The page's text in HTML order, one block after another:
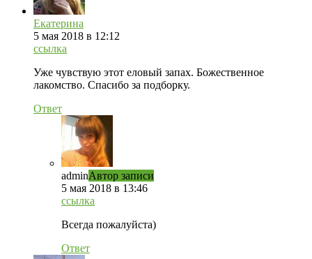
Екатерина
5 мая 2018 в 12:12
ссылка
Уже чувствую этот еловый запах. Божественное
лакомство. Спасибо за подборку.
Ответ
adminАвтор записи
5 мая 2018 в 13:46
ссылка
Всегда пожалуйста)
Ответ